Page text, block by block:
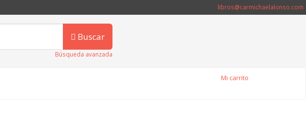
libros@carmichaelalonso.com
Buscar
Búsqueda avanzada
Mi carrito